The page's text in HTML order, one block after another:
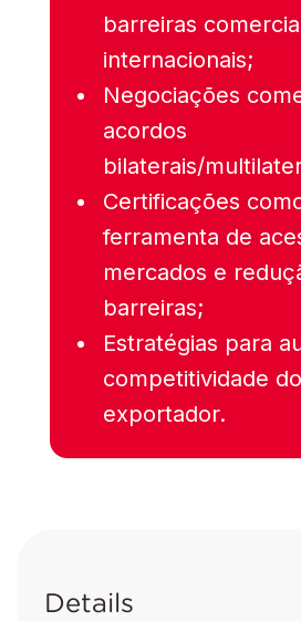
barreiras
internacionais;
Negociações
acordos
bilaterais/
Certificações
ferramenta de
mercados e
barreiras;
Estratégias para
competitividade
exportador.
Details